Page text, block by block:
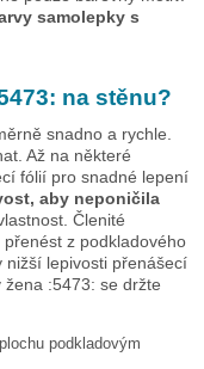
samolepky s
na stěnu?
snadno a rychle.
Až na některé
fólií pro snadné lepení
aby neponičila
Členité
z podkladového
nižší lepivosti přenášecí
žena :5473: se držte
podkladovým